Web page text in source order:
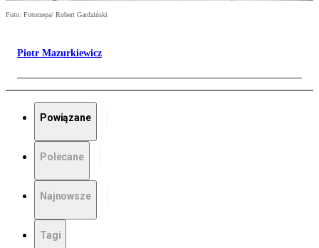
Foto: Fotorzepa/ Robert Gardziński
Piotr Mazurkiewicz
Powiązane
Polecane
Najnowsze
Tagi